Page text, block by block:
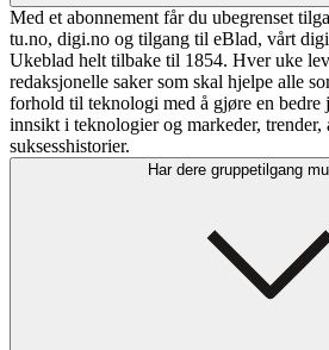
Med et abonnement får du ubegrenset
tu.no, digi.no og tilgang til eBlad, vårt
Ukeblad helt tilbake til 1854. Hver uke
redaksjonelle saker som skal hjelpe alle
forhold til teknologi med å gjøre en bedre
innsikt i teknologier og markeder, trender,
suksesshistorier.
Har dere gruppetilgang